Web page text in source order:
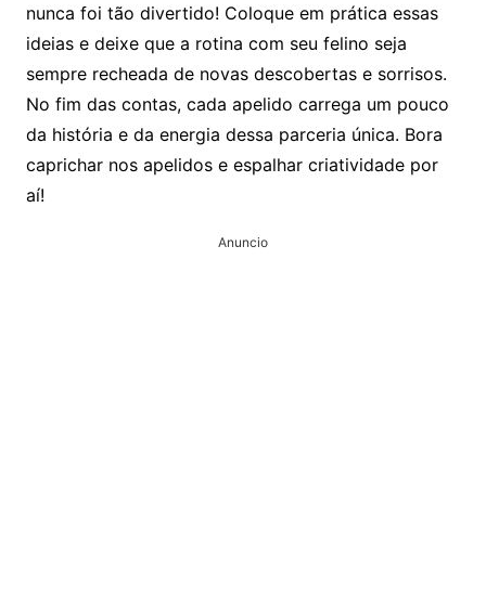
nunca foi tão divertido! Coloque em prática essas
ideias e deixe que a rotina com seu felino seja
sempre recheada de novas descobertas e sorrisos.
No fim das contas, cada apelido carrega um pouco
da história e da energia dessa parceria única. Bora
caprichar nos apelidos e espalhar criatividade por
aí!
Anuncio